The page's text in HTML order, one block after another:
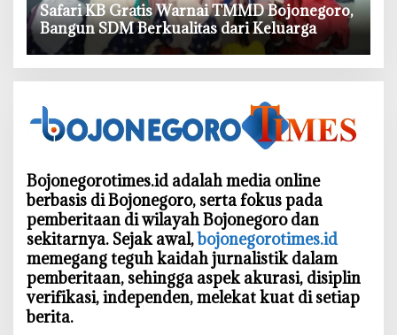
‎Safari KB Gratis Warnai TMMD Bojonegoro,
Bangun SDM Berkualitas dari Keluarga
Bojonegorotimes.id adalah media online
berbasis di Bojonegoro, serta fokus pada
pemberitaan di wilayah Bojonegoro dan
sekitarnya. Sejak awal,bojonegorotimes.id
memegang teguh kaidah jurnalistik dalam
pemberitaan, sehingga aspek akurasi, disiplin
verifikasi, independen, melekat kuat di setiap
berita.